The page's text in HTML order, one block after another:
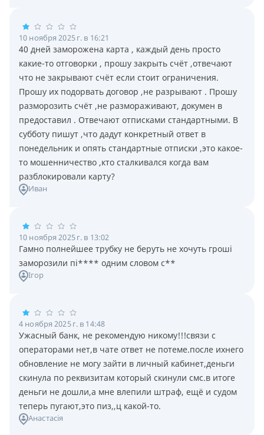
10 ноября 2025 г. в 16:21
40 дней заморожена карта , каждый день просто
какие-то отговорки , прошу закрыть счёт ,отвечают
что не закрывают счёт если стоит ограничения.
Прошу их подорвать договор ,не разрывают . Прошу
разморозить счёт ,не размораживают, докумен в
предоставил . Отвечают отписками стандартными. В
субботу пишут ,что дадут конкретный ответ в
понедельник и опять стандартные отписки ,это какое-
то мошенничество ,кто сталкивался когда вам
разблокировали карту?
Иван
10 ноября 2025 г. в 13:02
Гамно полнейшее трубку не беруть не хочуть гроші
заморозили пі**** одним словом с**
Ігор
4 ноября 2025 г. в 14:48
Ужасный банк, не рекомендую никому!!!связи с
операторами нет,в чате ответ не потеме.после ихнего
обновление не могу зайти в личный кабинет,деньги
скинула по реквизитам который скинули смс.в итоге
деньги не дошли,а мне влепили штраф, ещё и судом
теперь пугают,это пиз,,ц какой-то.
Анастасія